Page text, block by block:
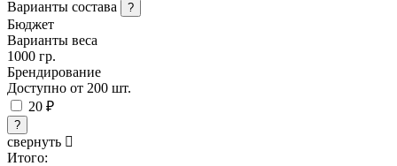
Варианты состава ?
Бюджет
Варианты веса
1000 гр.
Брендирование
Доступно от 200 шт.
20 ₽
?
свернуть
Итого: